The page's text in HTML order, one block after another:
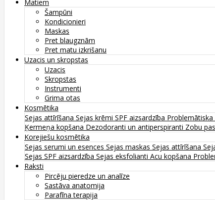
Matiem
Šampūni
Kondicionieri
Maskas
Pret blaugznām
Pret matu izkrišanu
Uzacis un skropstas
Uzacis
Skropstas
Instrumenti
Grima otas
Kosmētika
Sejas attīrīšana Sejas krēmi SPF aizsardzība Problemātiska
Ķermeņa kopšana Dezodoranti un antiperspiranti Zobu
Korejiešu kosmētika
Sejas serumi un esences Sejas maskas Sejas attīrīšana
Sejas SPF aizsardzība Sejas eksfolianti Acu kopšana
Raksti
Pircēju pieredze un analīze
Sastāva anatomija
Parafīna terapija